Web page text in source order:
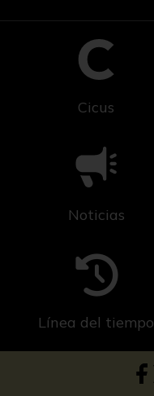
Cicus
Noticias
Línea del tiempo